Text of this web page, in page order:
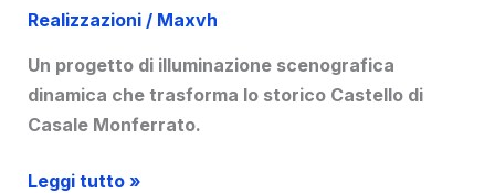
Realizzazioni/ Maxvh
Un progetto di illuminazione scenografica
dinamica che trasforma lo storico Castello di
Casale Monferrato.
Illuminazione
Leggi tutto »